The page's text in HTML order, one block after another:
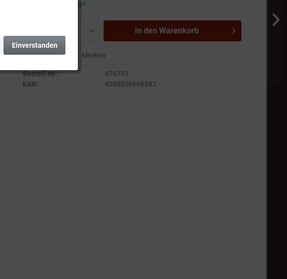
Lieferzeit 3-5 Tage*
In den Warenkorb
Vergleichen Merken
Bestell-Nr.:
476753
EAN:
4260026696397
Einverstanden